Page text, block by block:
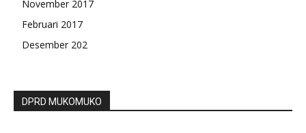
November 2017
Februari 2017
Desember 202
DPRD MUKOMUKO